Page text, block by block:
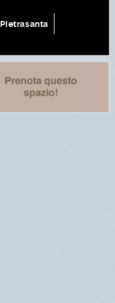
Pietrasanta